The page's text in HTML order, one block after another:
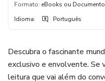
Formato: eBooks ou
Idioma: Português
Descubra o fascinante
exclusivo e envolvente. Se
leitura que vai além do